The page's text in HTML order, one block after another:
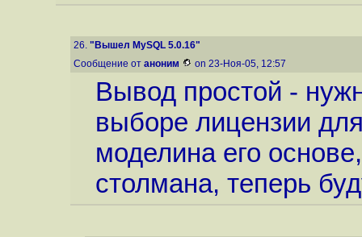
26. "Вышел MySQL 5.0.16"
Сообщение от аноним on 23-Ноя-05, 12:57
Вывод простой -
выборе лицензии
моделина его
столмана, теперь